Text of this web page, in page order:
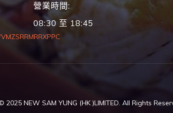
營業時間:
08:30 至 18:45
2025 NEW SAM YUNG (HK )LIMITED. All Rights